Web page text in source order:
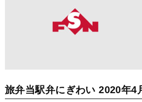
旅弁当駅弁にぎわい 2020年4